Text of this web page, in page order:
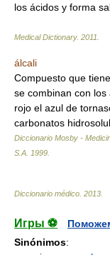
los ácidos y forma
Medical Dictionary. 2011
álcali
Compuesto que
se combinan con los
rojo el azul de
carbonatos
Diccionario Mosby -
S.A 1999
Diccionario médico 2013
Игры ⚽
Sinónimos: